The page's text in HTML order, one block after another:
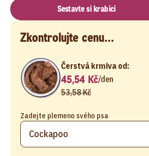
Sestavte si krabici
Zkontrolujte cenu…
Zadejte plemeno svého psa
Čerstvá krmiva od:
45,54 Kč/den
53,58 Kč